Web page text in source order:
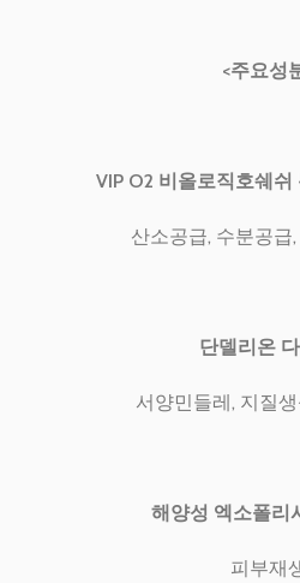
<주요성
VIP O2 비올로직호쉐쉬
산소공급, 수분공급
단델리온
서양민들레, 지질
해양성 엑소폴리
피부재